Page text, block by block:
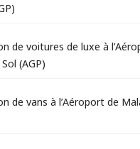
de voitures de luxe à
(AGP)
de vans à l’Aéroport de